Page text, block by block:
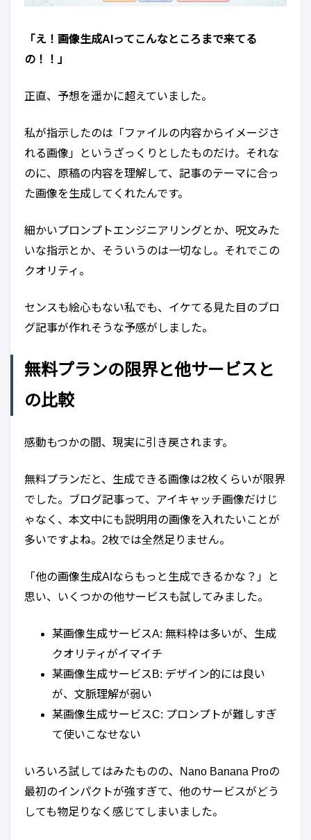
「え！画像生成AIってこんなところまで来てる
の！！」
正直、予想を遥かに超えていました。
私が指示したのは「ファイルの内容からイメージさ
れる画像」というざっくりとしたものだけ。それな
のに、原稿の内容を理解して、記事のテーマに合っ
た画像を生成してくれたんです。
細かいプロンプトエンジニアリングとか、呪文みた
いな指示とか、そういうのは一切なし。それでこの
クオリティ。
センスも絵心もない私でも、イケてる見た目のブロ
グ記事が作れそうな予感がしました。
無料プランの限界と他サービスと
の比較
感動もつかの間、現実に引き戻されます。
無料プランだと、生成できる画像は2枚くらいが限界
でした。ブログ記事って、アイキャッチ画像だけじ
ゃなく、本文中にも説明用の画像を入れたいことが
多いですよね。2枚では全然足りません。
「他の画像生成AIならもっと生成できるかな？」と
思い、いくつかの他サービスも試してみました。
某画像生成サービスA: 無料枠は多いが、生成
クオリティがイマイチ
某画像生成サービスB: デザイン的には良い
が、文脈理解が弱い
某画像生成サービスC: プロンプトが難しすぎ
て使いこなせない
いろいろ試してはみたものの、Nano Banana Proの
最初のインパクトが強すぎて、他のサービスがどう
しても物足りなく感じてしまいました。